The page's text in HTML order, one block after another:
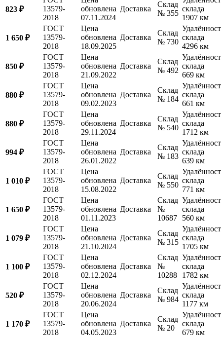
823 ₽
13579-
2018
обновлена
07.11.2024
Доставка
Склад
№ 355
склада
1907 км
1 650 ₽
ГОСТ
13579-
2018
Цена
обновлена
18.09.2025
Доставка
Склад
№ 730
склада
4296 км
850 ₽
ГОСТ
13579-
2018
Цена
обновлена
21.09.2022
Доставка
Склад
№ 492
склада
669 км
880 ₽
ГОСТ
13579-
2018
Цена
обновлена
09.02.2023
Доставка
Склад
№ 184
склада
661 км
880 ₽
ГОСТ
13579-
2018
Цена
обновлена
29.11.2024
Доставка
Склад
№ 540
склада
1712 км
994 ₽
ГОСТ
13579-
2018
Цена
обновлена
26.01.2022
Доставка
Склад
№ 183
склада
639 км
1 010 ₽
ГОСТ
13579-
2018
Цена
обновлена
15.08.2022
Доставка
Склад
№ 550
склада
771 км
1 650 ₽
ГОСТ
13579-
2018
Цена
обновлена
01.11.2023
Доставка
Склад
№
10687
склада
560 км
1 079 ₽
ГОСТ
13579-
2018
Цена
обновлена
21.10.2024
Доставка
Склад
№ 315
склада
1705 км
1 100 ₽
ГОСТ
13579-
2018
Цена
обновлена
02.12.2024
Доставка
Склад
№
10288
склада
1782 км
520 ₽
ГОСТ
13579-
2018
Цена
обновлена
20.06.2024
Доставка
Склад
№ 984
склада
1177 км
1 170 ₽
ГОСТ
13579-
2018
Цена
обновлена
04.05.2023
Доставка
Склад
№ 20
склада
679 км